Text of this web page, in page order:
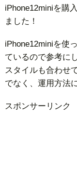
iPhone12miniを購
ました！
iPhone12miniを使
ているので参考に
スタイルも合わせ
でなく、運用方法
スポンサーリンク